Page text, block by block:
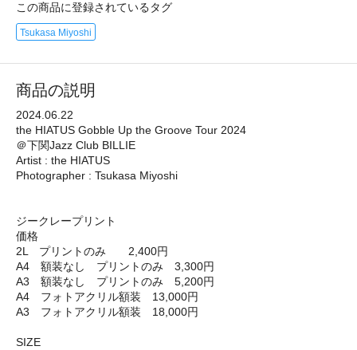
この商品に登録されているタグ
Tsukasa Miyoshi
商品の説明
2024.06.22
the HIATUS Gobble Up the Groove Tour 2024
＠下関Jazz Club BILLIE
Artist : the HIATUS
Photographer : Tsukasa Miyoshi
ジークレープリント
価格
2L プリントのみ 2,400円
A4 額装なし プリントのみ 3,300円
A3 額装なし プリントのみ 5,200円
A4 フォトアクリル額装 13,000円
A3 フォトアクリル額装 18,000円
SIZE